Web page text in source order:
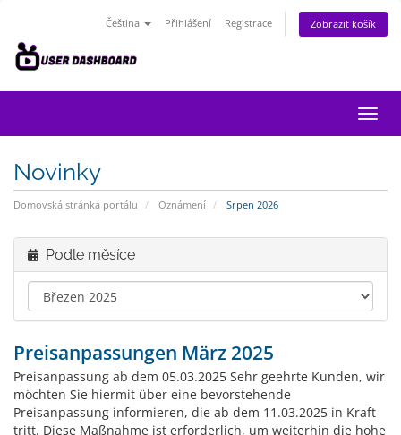
Čeština Přihlášení Registrace Zobrazit košík
Novinky
Domovská stránka portálu Oznámení Srpen 2026
Podle měsíce
Preisanpassungen März 2025
Preisanpassung ab dem 05.03.2025 Sehr geehrte Kunden, wir
möchten Sie hiermit über eine bevorstehende
Preisanpassung informieren, die ab dem 11.03.2025 in Kraft
tritt. Diese Maßnahme ist erforderlich, um weiterhin die hohe